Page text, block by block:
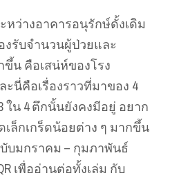
ว่างอาคารอนุรักษ์ดั้งเดิม
งรับจำนวนผู้ป่วยและ
น คือเสน่ห์ของโรง
นี่คือเรื่องราวที่มาของ 4
ใน 4 ตึกนั้นยังคงมีอยู่ อยาก
ล็กเกร็ดน้อยต่าง ๆ มากขึ้น
บมกราคม – กุมภาพันธ์
เพื่ออ่านต่อทั้งเล่ม กับ